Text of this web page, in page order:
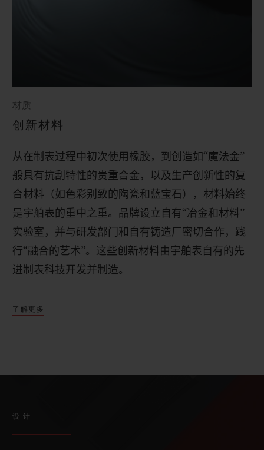
材质
创新材料
从在制表过程中初次使用橡胶，到创造如“魔法金”
般具有抗刮特性的贵重合金，以及生产创新性的复
合材料（如色彩别致的陶瓷和蓝宝石），材料始终
是宇舶表的重中之重。品牌设立自有“冶金和材料”
实验室，并与研发部门和自有铸造厂密切合作，践
行“融合的艺术”。 这些创新材料由宇舶表自有的先
进制表科技开发并制造。
了解更多
设计